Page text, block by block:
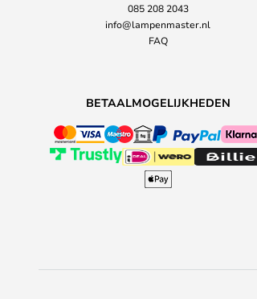
085 208 2043
info@lampenmaster.nl
FAQ
BETAALMOGELIJKHEDEN